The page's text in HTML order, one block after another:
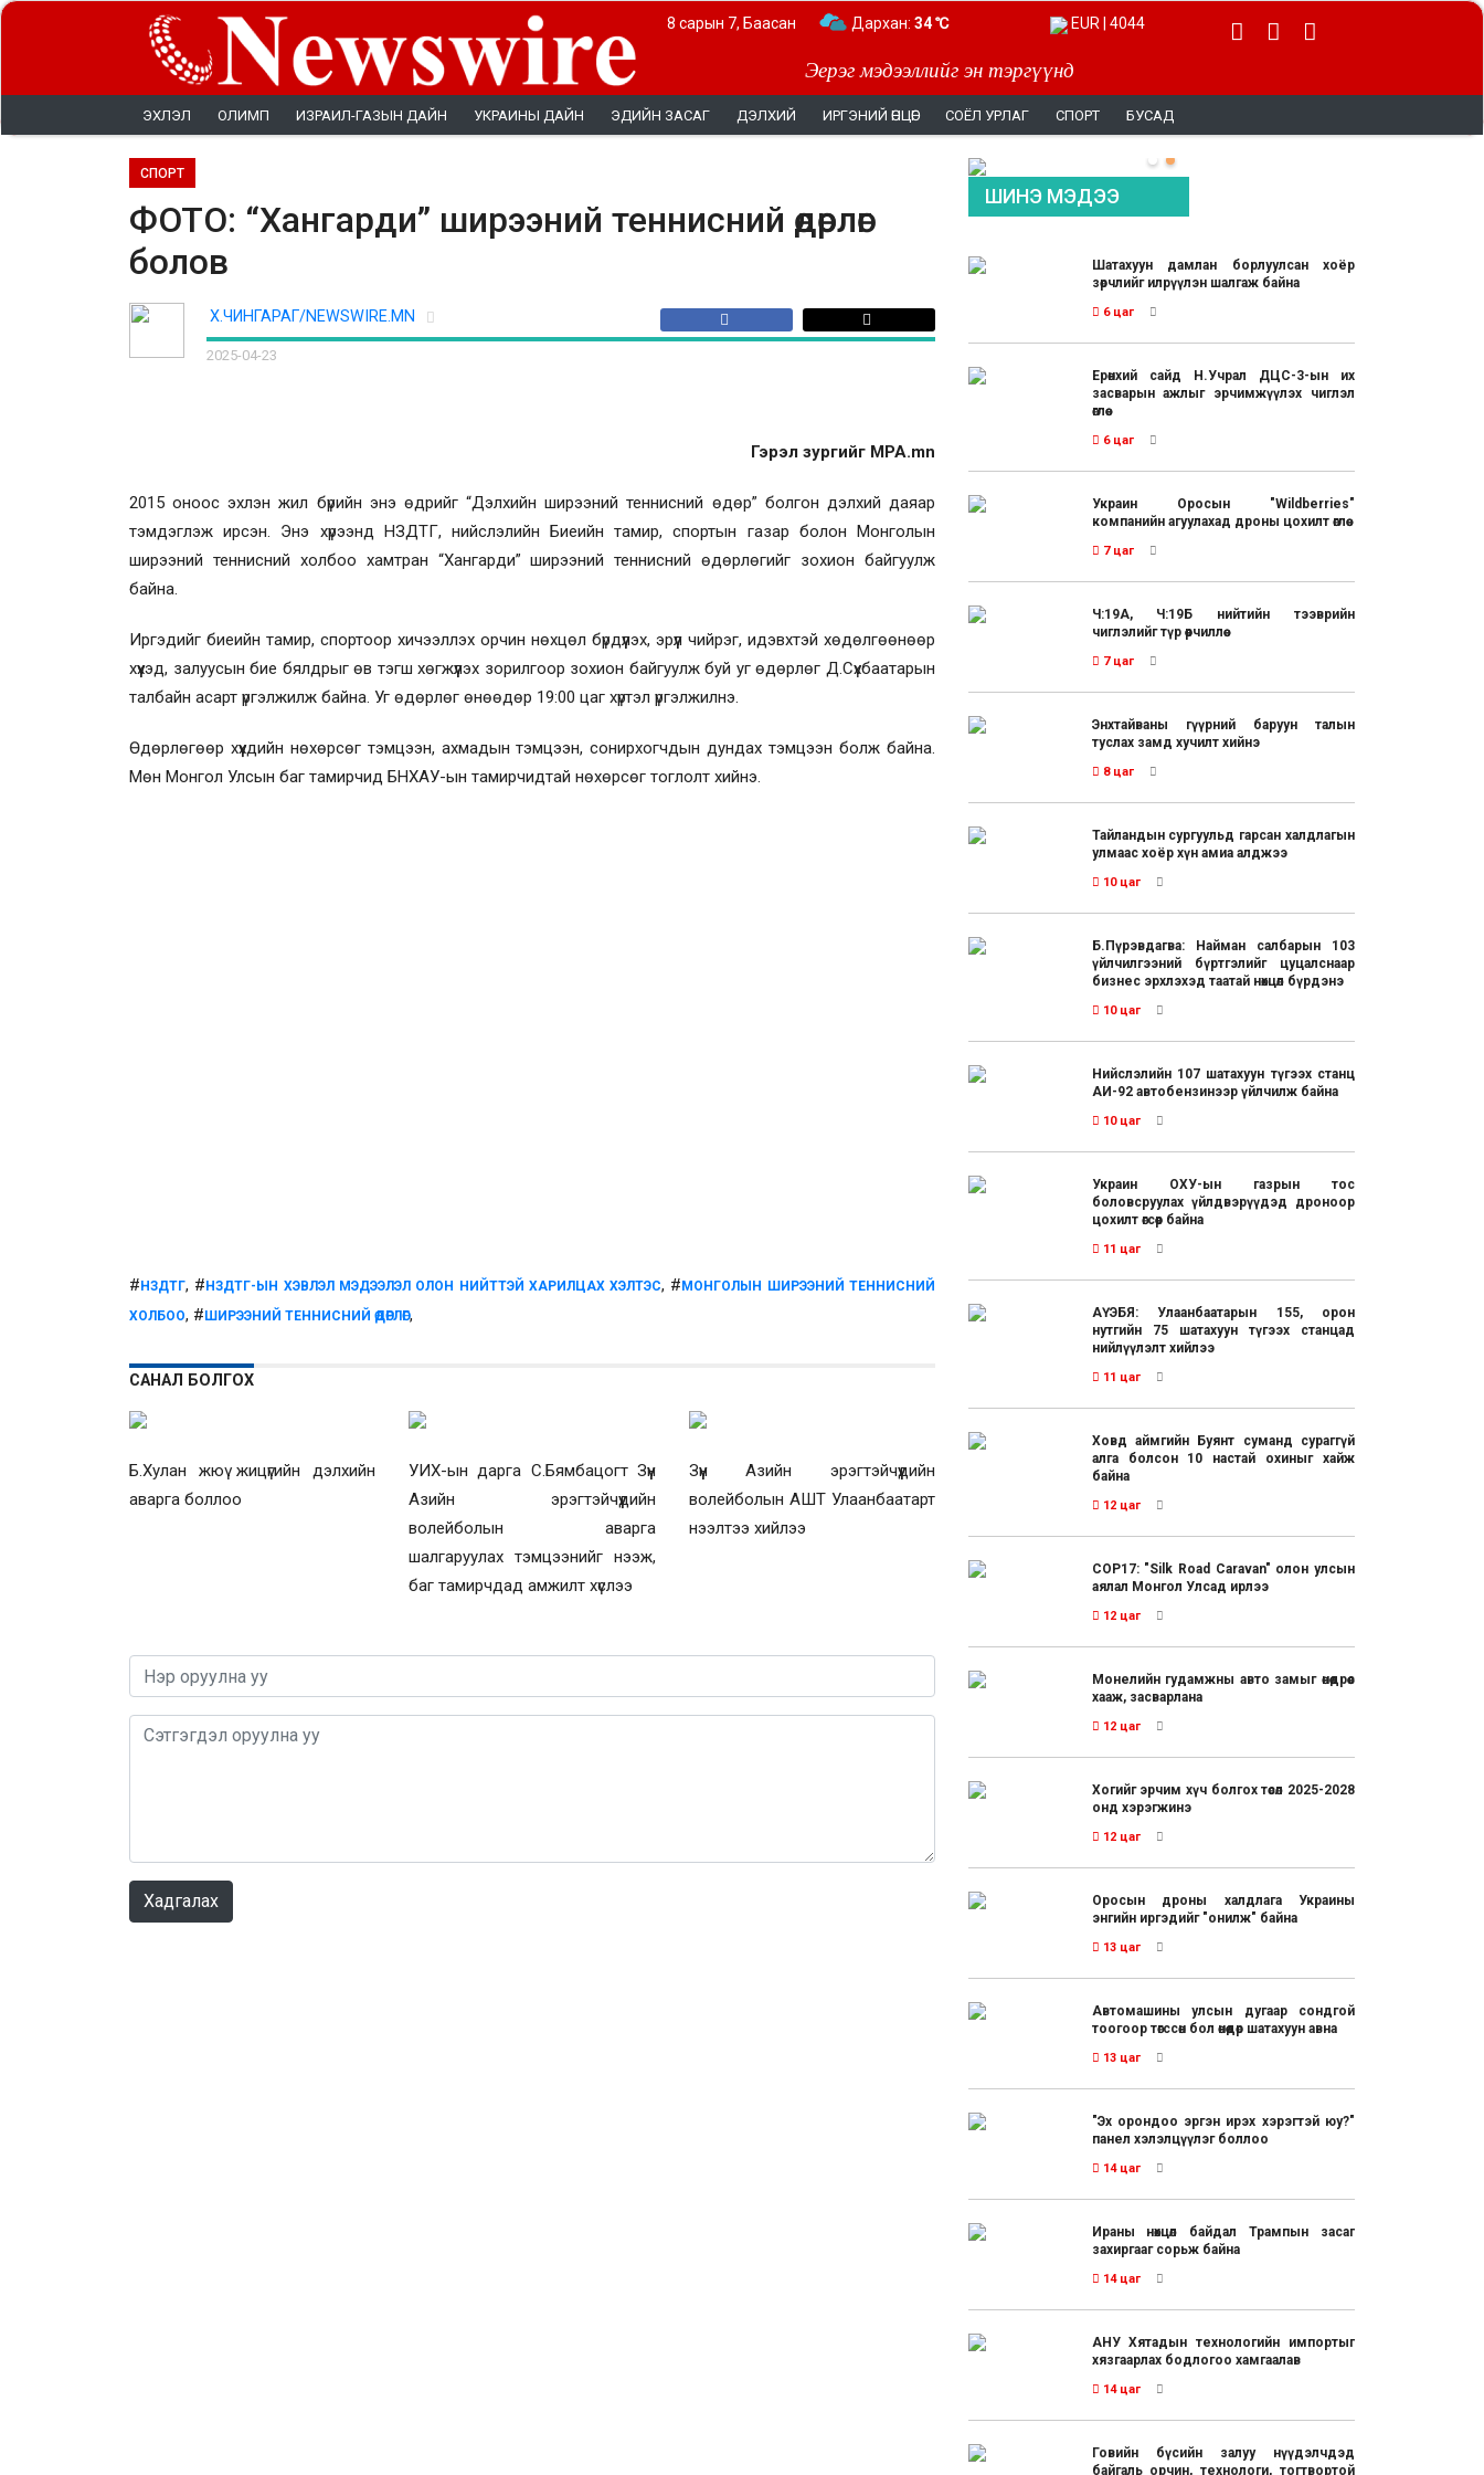
Эерэг мэдээллийг эн тэргүүнд
8 сарын 7, Баасан Дархан: 34 ℃ EUR | 4044
ЭХЛЭЛ ОЛИМП ИЗРАИЛ-ГАЗЫН ДАЙН УКРАИНЫ ДАЙН ЭДИЙН ЗАСАГ ДЭЛХИЙ ИРГЭНИЙ ӨНЦӨГ СОЁЛ УРЛАГ СПОРТ БУСАД
СПОРТ
ФОТО: “Хангарди” ширээний теннисний өдөрлөг
болов
Х.ЧИНГАРАГ/NEWSWIRE.MN
2025-04-23
Гэрэл зургийг MPA.mn
2015 оноос эхлэн жил бүрийн энэ өдрийг “Дэлхийн ширээний теннисний өдөр” болгон дэлхий даяар
тэмдэглэж ирсэн. Энэ хүрээнд НЗДТГ, нийслэлийн Биеийн тамир, спортын газар болон Монголын
ширээний теннисний холбоо хамтран “Хангарди” ширээний теннисний өдөрлөгийг зохион байгуулж
байна.
Иргэдийг биеийн тамир, спортоор хичээллэх орчин нөхцөл бүрдүүлэх, эрүүл чийрэг, идэвхтэй хөдөлгөөнөөр
хүүхэд, залуусын бие бялдрыг өв тэгш хөгжүүлэх зорилгоор зохион байгуулж буй уг өдөрлөг Д.Сүхбаатарын
талбайн асарт үргэлжилж байна. Уг өдөрлөг өнөөдөр 19:00 цаг хүртэл үргэлжилнэ.
Өдөрлөгөөр хүүхдийн нөхөрсөг тэмцээн, ахмадын тэмцээн, сонирхогчдын дундах тэмцээн болж байна.
Мөн Монгол Улсын баг тамирчид БНХАУ-ын тамирчидтай нөхөрсөг тоглолт хийнэ.
# НЗДТГ, # НЗДТГ-ЫН ХЭВЛЭЛ МЭДЭЭЛЭЛ ОЛОН НИЙТТЭЙ ХАРИЛЦАХ ХЭЛТЭС, # МОНГОЛЫН ШИРЭЭНИЙ ТЕННИСНИЙ
ХОЛБОО, # ШИРЭЭНИЙ ТЕННИСНИЙ ӨДӨРЛӨГ,
САНАЛ БОЛГОХ
Б.Хулан жюү жицүгийн дэлхийн
аварга боллоо
УИХ-ын дарга С.Бямбацогт Зүүн
Азийн эрэгтэйчүүдийн
волейболын аварга
шалгаруулах тэмцээнийг нээж,
баг тамирчдад амжилт хүслээ
Зүүн Азийн эрэгтэйчүүдийн
волейболын АШТ Улаанбаатарт
нээлтээ хийлээ
Хадгалах
ШИНЭ МЭДЭЭ
Шатахуун дамлан борлуулсан хоёр
зөрчлийг илрүүлэн шалгаж байна
6 цаг
Ерөнхий сайд Н.Учрал ДЦС-3-ын их
засварын ажлыг эрчимжүүлэх чиглэл
өглөө
6 цаг
Украин Оросын "Wildberries"
компанийн агуулахад дроны цохилт өглөө
7 цаг
Ч:19А, Ч:19Б нийтийн тээврийн
чиглэлийг түр өөрчиллөө
7 цаг
Энхтайваны гүүрний баруун талын
туслах замд хучилт хийнэ
8 цаг
Тайландын сургуульд гарсан халдлагын
улмаас хоёр хүн амиа алджээ
10 цаг
Б.Пүрэвдагва: Найман салбарын 103
үйлчилгээний бүртгэлийг цуцалснаар
бизнес эрхлэхэд таатай нөхцөл бүрдэнэ
10 цаг
Нийслэлийн 107 шатахуун түгээх станц
АИ-92 автобензинээр үйлчилж байна
10 цаг
Украин ОХУ-ын газрын тос
боловсруулах үйлдвэрүүдэд дроноор
цохилт өгсөөр байна
11 цаг
АҮЭБЯ: Улаанбаатарын 155, орон
нутгийн 75 шатахуун түгээх станцад
нийлүүлэлт хийлээ
11 цаг
Ховд аймгийн Буянт суманд сураггүй
алга болсон 10 настай охиныг хайж
байна
12 цаг
COP17: "Silk Road Caravan" олон улсын
аялал Монгол Улсад ирлээ
12 цаг
Монелийн гудамжны авто замыг өнөөдрөөс
хааж, засварлана
12 цаг
Хогийг эрчим хүч болгох төсөл 2025-2028
онд хэрэгжинэ
12 цаг
Оросын дроны халдлага Украины
энгийн иргэдийг "онилж" байна
13 цаг
Автомашины улсын дугаар сондгой
тоогоор төгссөн бол өнөөдөр шатахуун авна
13 цаг
"Эх орондоо эргэн ирэх хэрэгтэй юу?"
панел хэлэлцүүлэг боллоо
14 цаг
Ираны нөхцөл байдал Трампын засаг
захиргааг сорьж байна
14 цаг
АНУ Хятадын технологийн импортыг
хязгаарлах бодлогоо хамгаалав
14 цаг
Говийн бүсийн залуу нүүдэлчдэд
байгаль орчин, технологи, тогтвортой